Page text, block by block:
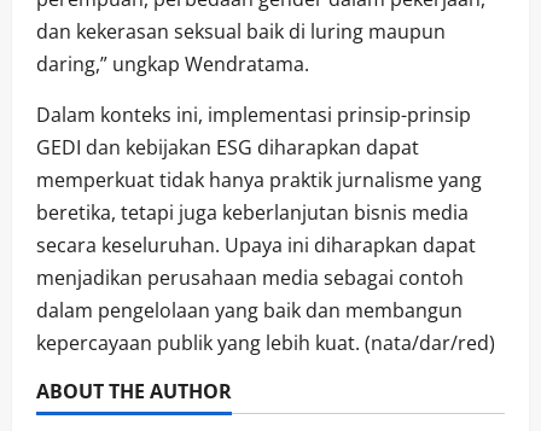
dan kekerasan seksual baik di luring maupun
daring,” ungkap Wendratama.
Dalam konteks ini, implementasi prinsip-prinsip
GEDI dan kebijakan ESG diharapkan dapat
memperkuat tidak hanya praktik jurnalisme yang
beretika, tetapi juga keberlanjutan bisnis media
secara keseluruhan. Upaya ini diharapkan dapat
menjadikan perusahaan media sebagai contoh
dalam pengelolaan yang baik dan membangun
kepercayaan publik yang lebih kuat. (nata/dar/red)
ABOUT THE AUTHOR